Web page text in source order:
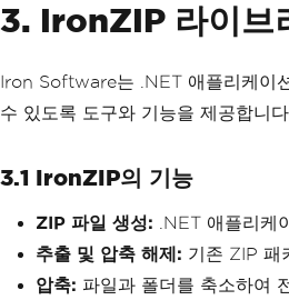
3. IronZIP 라이브
Iron Software는 .NET 애플리케이
수 있도록 도구와 기능을 제공합니
3.1 IronZIP의 기능
ZIP 파일 생성: .NET 애플리케
추출 및 압축 해제: 기존 ZIP 패
압축: 파일과 폴더를 축소하여